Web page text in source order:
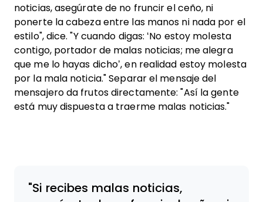
noticias, asegúrate de no fruncir el ceño, ni
ponerte la cabeza entre las manos ni nada por el
estilo", dice. "Y cuando digas: ‘No estoy molesta
contigo, portador de malas noticias; me alegra
que me lo hayas dicho’, en realidad estoy molesta
por la mala noticia." Separar el mensaje del
mensajero da frutos directamente: "Así la gente
está muy dispuesta a traerme malas noticias."
Si recibes malas noticias,